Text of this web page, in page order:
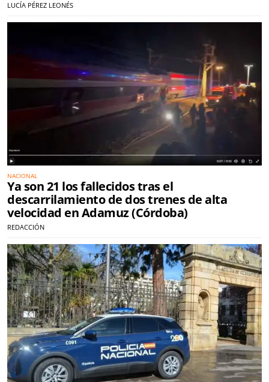
LUCÍA PÉREZ LEONÉS
NACIONAL
Ya son 21 los fallecidos tras el
descarrilamiento de dos trenes de alta
velocidad en Adamuz (Córdoba)
REDACCIÓN